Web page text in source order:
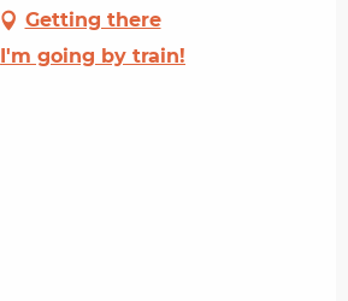
Getting there
I'm going by train!